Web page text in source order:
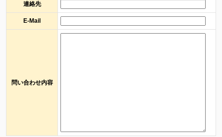
連絡先
E-Mail
問い合わせ内容